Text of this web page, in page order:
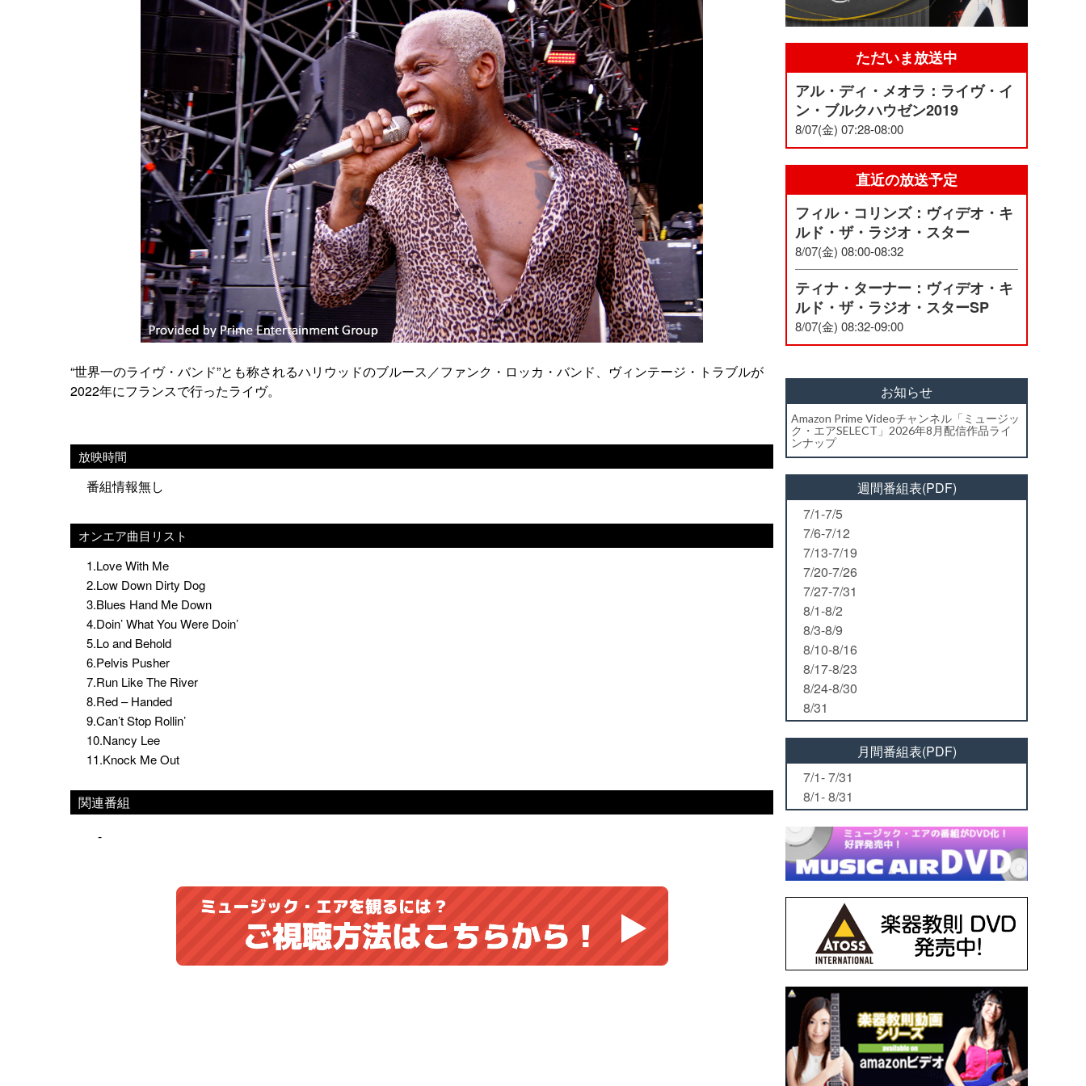
“世界一のライヴ・バンド”とも称されるハリウッドのブルース／ファンク・ロッカ・バンド、ヴィンテージ・トラブルが
2022年にフランスで行ったライヴ。
放映時間
番組情報無し
オンエア曲目リスト
1.Love With Me
2.Low Down Dirty Dog
3.Blues Hand Me Down
4.Doin’ What You Were Doin’
5.Lo and Behold
6.Pelvis Pusher
7.Run Like The River
8.Red – Handed
9.Can’t Stop Rollin’
10.Nancy Lee
11.Knock Me Out
関連番組
-
ただいま放送中
アル・ディ・メオラ：ライヴ・イ
ン・ブルクハウゼン2019
8/07(金) 07:28-08:00
直近の放送予定
フィル・コリンズ：ヴィデオ・キ
ルド・ザ・ラジオ・スター
8/07(金) 08:00-08:32
ティナ・ターナー：ヴィデオ・キ
ルド・ザ・ラジオ・スターSP
8/07(金) 08:32-09:00
お知らせ
Amazon Prime Videoチャンネル「ミュージッ
ク・エアSELECT」2026年8月配信作品ライ
ンナップ
週間番組表(PDF)
7/1-7/5
7/6-7/12
7/13-7/19
7/20-7/26
7/27-7/31
8/1-8/2
8/3-8/9
8/10-8/16
8/17-8/23
8/24-8/30
8/31
月間番組表(PDF)
7/1- 7/31
8/1- 8/31